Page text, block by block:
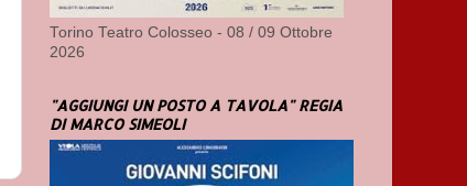
Torino Teatro Colosseo - 08 / 09 Ottobre
2026
"AGGIUNGI UN POSTO A TAVOLA" REGIA
DI MARCO SIMEOLI